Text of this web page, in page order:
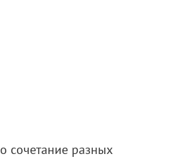
сочетание разных